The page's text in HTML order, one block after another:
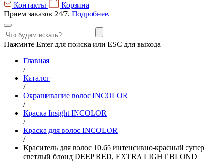
Контакты
Корзина
Прием заказов 24/7. Подробнее.
Нажмите Enter для поиска или ESC для выхода
Главная
/
Каталог
/
Окрашивание волос INCOLOR
/
Краска Insight INCOLOR
/
Краска для волос INCOLOR
/
Краситель для волос 10.66 интенсивно-красный супер
светлый блонд DEEP RED, EXTRA LIGHT BLOND